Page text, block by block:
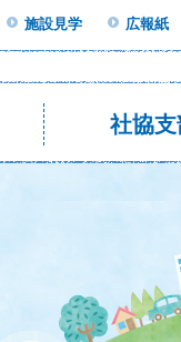
社協支
施設見学 広報紙